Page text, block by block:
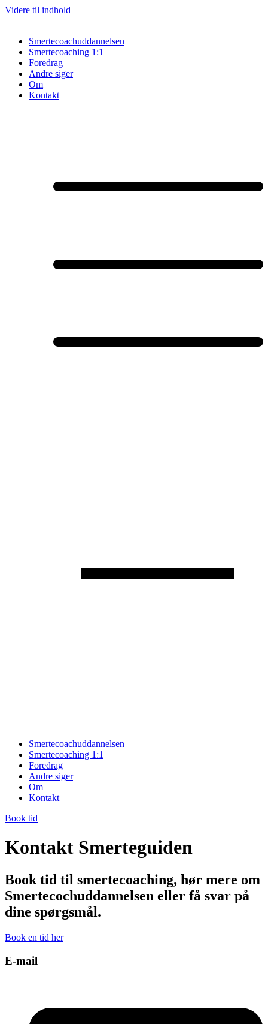
Videre til indhold
Smertecoachuddannelsen
Smertecoaching 1:1
Foredrag
Andre siger
Om
Kontakt
Smertecoachuddannelsen
Smertecoaching 1:1
Foredrag
Andre siger
Om
Kontakt
Book tid
Kontakt Smerteguiden
Book tid til smertecoaching, hør mere om
Smertecochuddannelsen eller få svar på
dine spørgsmål.
Book en tid her
E-mail